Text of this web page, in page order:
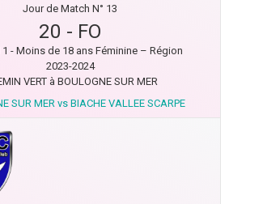
Jour de Match N° 13
20 - FO
1 - Moins de 18 ans Féminine – Région
2023-2024
VERT à BOULOGNE SUR MER
SUR MER vs BIACHE VALLEE SCARPE